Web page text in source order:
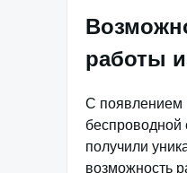
работы
С появлением
беспроводной
получили
возможность